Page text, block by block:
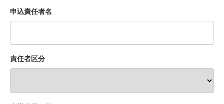
申込責任者名
責任者区分